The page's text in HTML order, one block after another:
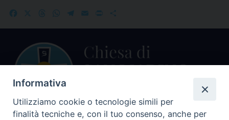
FacebookThreadsWhatsApp
Telegram
EmailPrint
Informativa
Utilizziamo cookie o tecnologie simili per
finalità tecniche e, con il tuo consenso, anche per